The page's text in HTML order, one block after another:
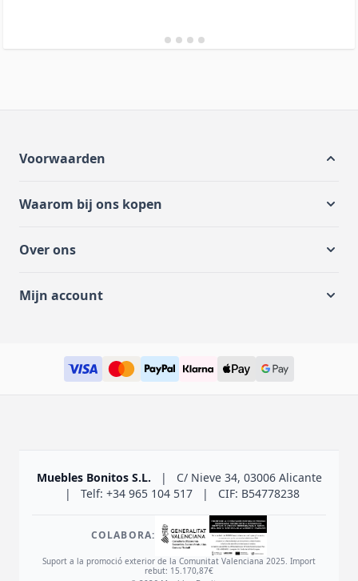
Voorwaarden
Waarom bij ons kopen
Over ons
Mijn account
Muebles Bonitos S.L. |
C/ Nieve 34, 03006 Alicante
|
Telf: +34 965 104 517 | CIF: B54778238
COLABORA:
Suport a la promoció exterior de la Comunitat Valenciana 2025. Import
rebut: 15.170,87€